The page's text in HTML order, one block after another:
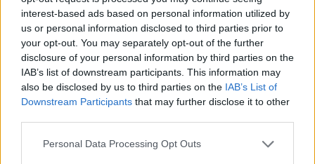
interest-based ads based on personal information utilized by
us or personal information disclosed to third parties prior to
your opt-out. You may separately opt-out of the further
disclosure of your personal information by third parties on the
IAB’s list of downstream participants. This information may
also be disclosed by us to third parties on the IAB’s List of
Downstream Participants that may further disclose it to other
Personal Data Processing Opt Outs
menetrend, erre halad a Transsiberia Express
útvonala
Mennyibe kerül a Transzszibériai Expressz jegy 2026-
ban? Mutatjuk a tudnivalókat a Moszkva–Vlagyivosztok
útvonalról, árakról és vásárlási lehetőségekről.